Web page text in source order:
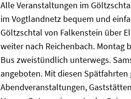
Alle Veranstaltungen im
im Vogtlandnetz bequem und
Göltzschtal von Falkenstein über
weiter nach Reichenbach. Montag
Bus zweistündlich unterwegs.
angeboten. Mit diesen
Abendveranstaltungen,